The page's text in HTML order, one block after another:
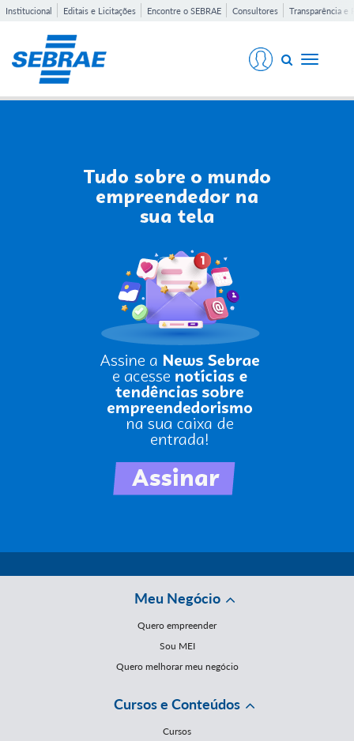
Institucional Editais e Licitações Encontre o SEBRAE Consultores Transparência e
Toggle
Meu Negócio
Quero empreender
Sou MEI
Quero melhorar meu negócio
Cursos e Conteúdos
Cursos